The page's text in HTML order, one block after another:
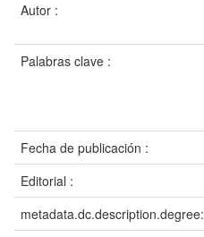
Autor :
Palabras clave :
Fecha de publicación :
Editorial :
metadata.dc.description.degree: